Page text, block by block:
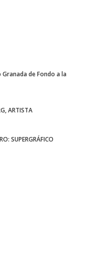
de Fondo a la
ARTISTA
SUPERGRÁFICO